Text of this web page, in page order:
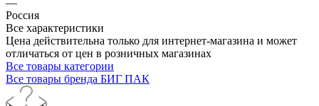
Россия
Все характеристики
Цена действительна только для интернет-магазина и может
отличаться от цен в розничных магазинах
Все товары категории
Все товары бренда БИГ ПАК